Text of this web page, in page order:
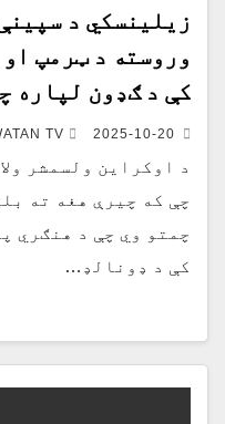
زیلینسکي د
وروسته د ټرمپ
کې د ګډون لپاره
2025-10-20
TV
د اوکراین ولسمشر
چې که چیرې هغه ته
چمتو وي چې د هنګري
کې د ډونالډ…